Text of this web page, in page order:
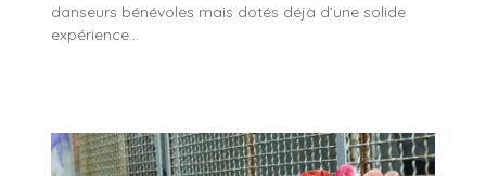
danseurs bénévoles mais dotés déjà d’une solide
expérience…